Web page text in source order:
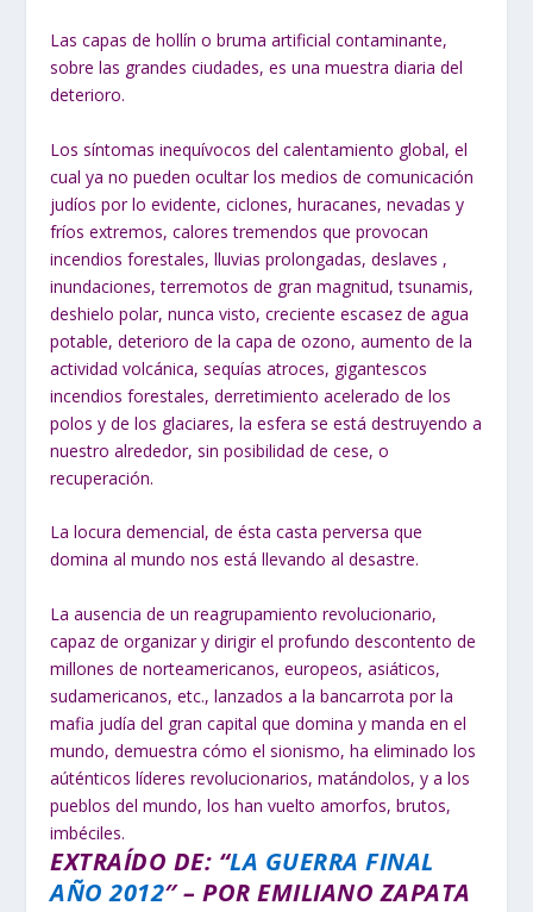
Las capas de hollín o bruma artificial contaminante,
sobre las grandes ciudades, es una muestra diaria del
deterioro.
Los síntomas inequívocos del calentamiento global, el
cual ya no pueden ocultar los medios de comunicación
judíos por lo evidente, ciclones, huracanes, nevadas y
fríos extremos, calores tremendos que provocan
incendios forestales, lluvias prolongadas, deslaves ,
inundaciones, terremotos de gran magnitud, tsunamis,
deshielo polar, nunca visto, creciente escasez de agua
potable, deterioro de la capa de ozono, aumento de la
actividad volcánica, sequías atroces, gigantescos
incendios forestales, derretimiento acelerado de los
polos y de los glaciares, la esfera se está destruyendo a
nuestro alrededor, sin posibilidad de cese, o
recuperación.
La locura demencial, de ésta casta perversa que
domina al mundo nos está llevando al desastre.
La ausencia de un reagrupamiento revolucionario,
capaz de organizar y dirigir el profundo descontento de
millones de norteamericanos, europeos, asiáticos,
sudamericanos, etc., lanzados a la bancarrota por la
mafia judía del gran capital que domina y manda en el
mundo, demuestra cómo el sionismo, ha eliminado los
aúténticos líderes revolucionarios, matándolos, y a los
pueblos del mundo, los han vuelto amorfos, brutos,
imbéciles.
EXTRAÍDO DE: “LA GUERRA FINAL
AÑO 2012″ – POR EMILIANO ZAPATA